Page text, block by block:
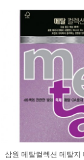
삼원 메탈컬렉션 메탈지